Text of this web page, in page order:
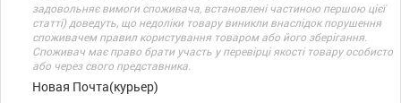
задовольняє вимоги споживача, встановлені частиною першою цієї
статті) доведуть, що недоліки товару виникли внаслідок порушення
споживачем правил користування товаром або його зберігання.
Споживач має право брати участь у перевірці якості товару особисто
або через свого представника.
Новая Почта(курьер)